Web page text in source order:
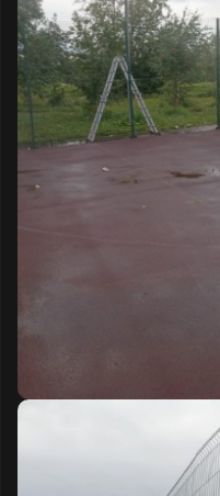
осуществляться
выберут
Согласно статье
Татарстан «Об
есть право
вышестоящий
фотоматериал.